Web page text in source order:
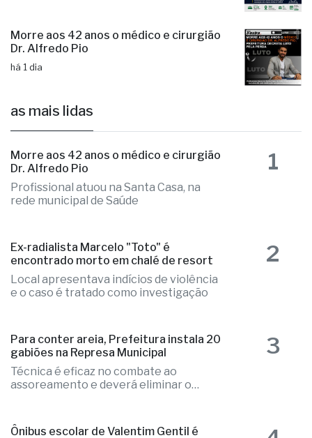
Morre aos 42 anos o médico e cirurgião
Dr. Alfredo Pio
há 1 dia
as mais lidas
Morre aos 42 anos o médico e cirurgião
Dr. Alfredo Pio
Profissional atuou na Santa Casa, na
rede municipal de Saúde
1
Ex-radialista Marcelo "Toto" é
encontrado morto em chalé de resort
Local apresentava indícios de violência
e o caso é tratado como investigação
2
Para conter areia, Prefeitura instala 20
gabiões na Represa Municipal
Técnica é eficaz no combate ao
assoreamento e deverá eliminar o
3
Ônibus escolar de Valentim Gentil é